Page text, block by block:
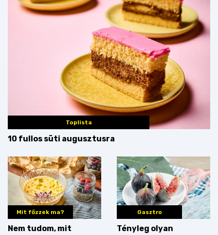
Toplista
10 fullos süti augusztusra
Mit főzzek ma?
Nem tudom, mit
Gasztro
Tényleg olyan